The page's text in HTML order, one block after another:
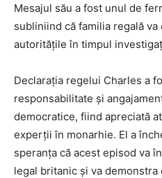
Mesajul său a fost unul de
subliniind că familia regală
autoritățile în timpul
Declarația regelui Charles a
responsabilitate și
democratice, fiind apreciată
experții în monarhie. El a
speranța că acest episod va
legal britanic și va